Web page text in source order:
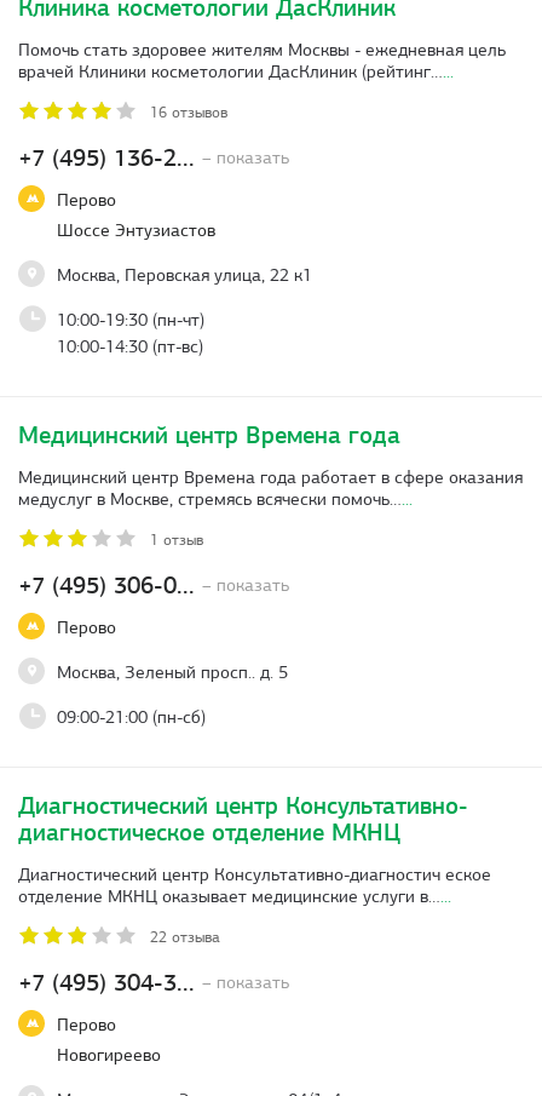
Клиника косметологии ДасКлиник
+7 (495) 136-2... – показать
Перово
Шоссе Энтузиастов
Москва, Перовская улица, 22 к1
10:00-19:30 (пн-чт)
10:00-14:30 (пт-вс)
Помочь стать здоровее жителям Москвы - ежедневная цель
врачей Клиники косметологии ДасКлиник (рейтинг…...
16 отзывов
Медицинский центр Времена года
+7 (495) 306-0... – показать
Перово
Москва, Зеленый просп.. д. 5
09:00-21:00 (пн-сб)
Медицинский центр Времена года работает в сфере оказания
медуслуг в Москве, стремясь всячески помочь…...
1 отзыв
Диагностический центр Консультативно-
диагностическое отделение МКНЦ
+7 (495) 304-3... – показать
Перово
Новогиреево
Диагностический центр Консультативно-диагностич еское
отделение МКНЦ оказывает медицинские услуги в…...
22 отзыва